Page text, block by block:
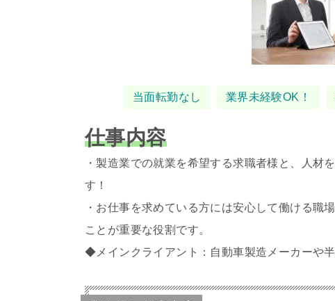
当面転勤なし 業界未経験OK！
仕事内容
・製造業での就業を希望する求職者様と、人材
す！
・お仕事を求めている方には安心して働ける職
ことが重要な役割です。
◆メインクライアント：自動車製造メーカーや